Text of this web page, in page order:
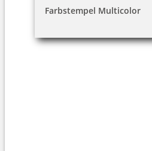
Farbstempel Multicolor